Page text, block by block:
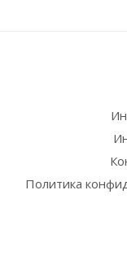
Политика